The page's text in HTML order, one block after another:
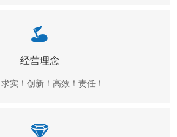
经营理念
实！创新！高效！责任！